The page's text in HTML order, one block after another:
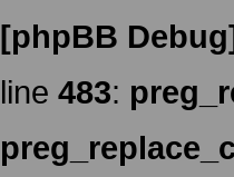
[phpBB
line 483: